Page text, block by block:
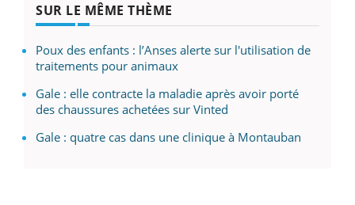
SUR LE MÊME THÈME
Poux des enfants : l’Anses alerte sur l'utilisation de
traitements pour animaux
Gale : elle contracte la maladie après avoir porté
des chaussures achetées sur Vinted
Gale : quatre cas dans une clinique à Montauban